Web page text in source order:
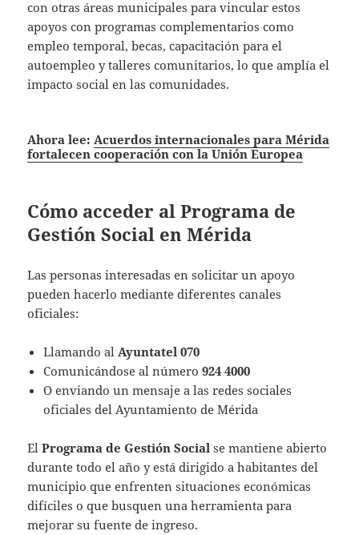
con otras áreas municipales para vincular estos
apoyos con programas complementarios como
empleo temporal, becas, capacitación para el
autoempleo y talleres comunitarios, lo que amplía el
impacto social en las comunidades.
Ahora lee:Acuerdos internacionales para Mérida
fortalecen cooperación con la Unión Europea
Cómo acceder al Programa de
Gestión Social en Mérida
Las personas interesadas en solicitar un apoyo
pueden hacerlo mediante diferentes canales
oficiales:
Llamando alAyuntatel 070
Comunicándose al número924 4000
O enviando un mensaje a las redes sociales
oficiales del Ayuntamiento de Mérida
ElPrograma de Gestión Social se mantiene abierto
durante todo el año y está dirigido a habitantes del
municipio que enfrenten situaciones económicas
difíciles o que busquen una herramienta para
mejorar su fuente de ingreso.